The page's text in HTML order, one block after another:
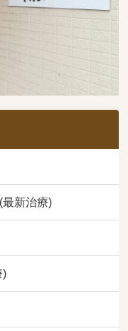
新治療)
)